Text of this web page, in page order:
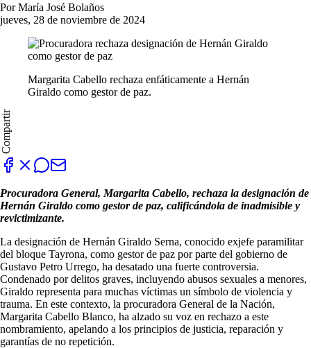
Por María José Bolaños
jueves, 28 de noviembre de 2024
Margarita Cabello rechaza enfáticamente a Hernán
Giraldo como gestor de paz.
Compartir
Procuradora General, Margarita Cabello, rechaza la designación de
Hernán Giraldo como gestor de paz, calificándola de inadmisible y
revictimizante.
La designación de Hernán Giraldo Serna, conocido exjefe paramilitar
del bloque Tayrona, como gestor de paz por parte del gobierno de
Gustavo Petro Urrego, ha desatado una fuerte controversia.
Condenado por delitos graves, incluyendo abusos sexuales a menores,
Giraldo representa para muchas víctimas un símbolo de violencia y
trauma. En este contexto, la procuradora General de la Nación,
Margarita Cabello Blanco, ha alzado su voz en rechazo a este
nombramiento, apelando a los principios de justicia, reparación y
garantías de no repetición.